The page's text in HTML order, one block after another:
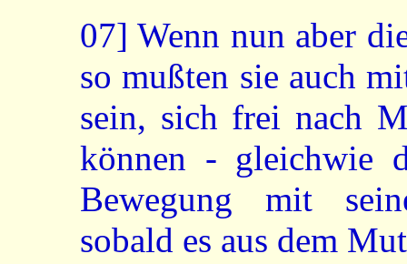
07] Wenn nun aber
so mußten sie auch
sein, sich frei nach
können - gleichwie
Bewegung mit
sobald es aus dem